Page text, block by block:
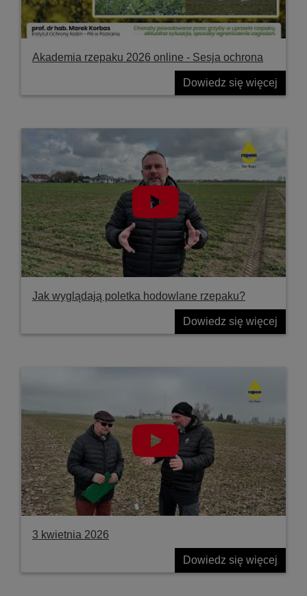
Akademia rzepaku 2026 online - Sesja ochrona
Dowiedz się więcej
Jak wyglądają poletka hodowlane rzepaku?
Dowiedz się więcej
3 kwietnia 2026
Dowiedz się więcej